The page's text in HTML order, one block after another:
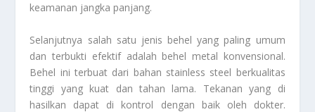
keamanan jangka panjang.
Selanjutnya salah satu jenis behel yang paling umum
dan terbukti efektif adalah behel metal konvensional.
Behel ini terbuat dari bahan stainless steel berkualitas
tinggi yang kuat dan tahan lama. Tekanan yang di
hasilkan dapat di kontrol dengan baik oleh dokter.